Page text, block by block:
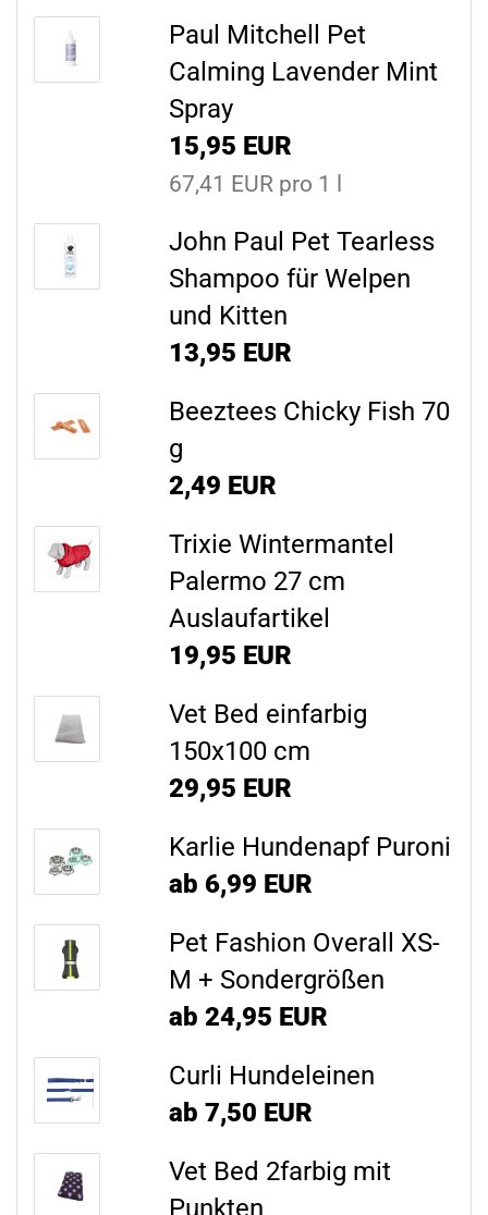
Paul Mitchell Pet
Calming Lavender Mint
Spray
15,95 EUR
67,41 EUR pro 1 l
John Paul Pet Tearless
Shampoo für Welpen
und Kitten
13,95 EUR
Beeztees Chicky Fish 70
g
2,49 EUR
Trixie Wintermantel
Palermo 27 cm
Auslaufartikel
19,95 EUR
Vet Bed einfarbig
150x100 cm
29,95 EUR
Karlie Hundenapf Puroni
ab 6,99 EUR
Pet Fashion Overall XS-
M + Sondergrößen
ab 24,95 EUR
Curli Hundeleinen
ab 7,50 EUR
Vet Bed 2farbig mit
Punkten